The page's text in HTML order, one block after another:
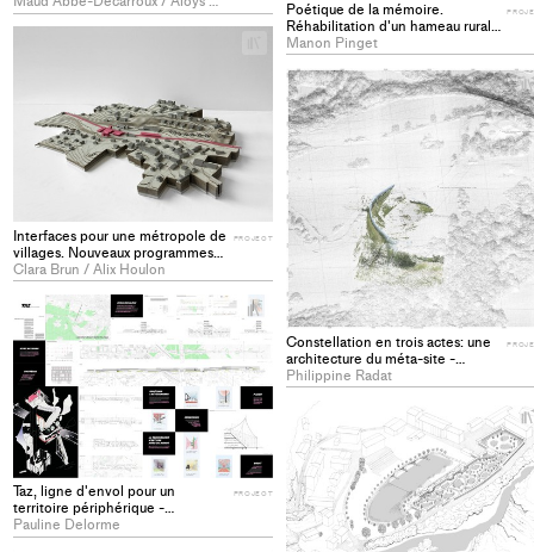
Poétique de la mémoire.
Réhabilitation d'un hameau rural,
Cranves-Sales - PROJECT
Manon Pinget
Interfaces pour une métropole de
villages. Nouveaux programmes
de gares dans le Pays de Gex -
PROJECT
Clara Brun / Alix Houlon
PROJECT
Add
project
collections
Constellation en trois actes: une
architecture du méta-site -
PROJECT
Philippine Radat
+
Taz, ligne d'envol pour un
territoire périphérique -
PROJECT
Pauline Delorme
PROJECT
+
project
to
+